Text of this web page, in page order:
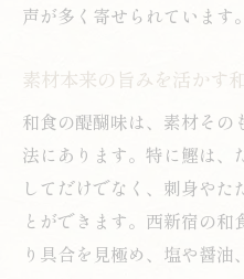
声が多く寄せられています。
素材本来の旨みを活かす
和食の醍醐味は、素材その
法にあります。特に鰹は、
してだけでなく、刺身やた
とができます。西新宿の
り具合を見極め、塩や醤